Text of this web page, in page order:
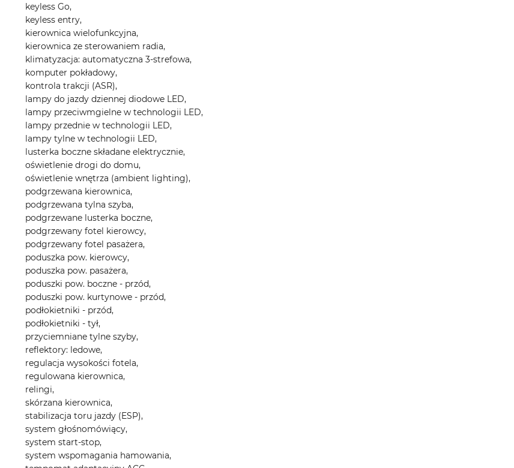
keyless Go,
keyless entry,
kierownica wielofunkcyjna,
kierownica ze sterowaniem radia,
klimatyzacja: automatyczna 3-strefowa,
komputer pokładowy,
kontrola trakcji (ASR),
lampy do jazdy dziennej diodowe LED,
lampy przeciwmgielne w technologii LED,
lampy przednie w technologii LED,
lampy tylne w technologii LED,
lusterka boczne składane elektrycznie,
oświetlenie drogi do domu,
oświetlenie wnętrza (ambient lighting),
podgrzewana kierownica,
podgrzewana tylna szyba,
podgrzewane lusterka boczne,
podgrzewany fotel kierowcy,
podgrzewany fotel pasażera,
poduszka pow. kierowcy,
poduszka pow. pasażera,
poduszki pow. boczne - przód,
poduszki pow. kurtynowe - przód,
podłokietniki - przód,
podłokietniki - tył,
przyciemniane tylne szyby,
reflektory: ledowe,
regulacja wysokości fotela,
regulowana kierownica,
relingi,
skórzana kierownica,
stabilizacja toru jazdy (ESP),
system głośnomówiący,
system start-stop,
system wspomagania hamowania,